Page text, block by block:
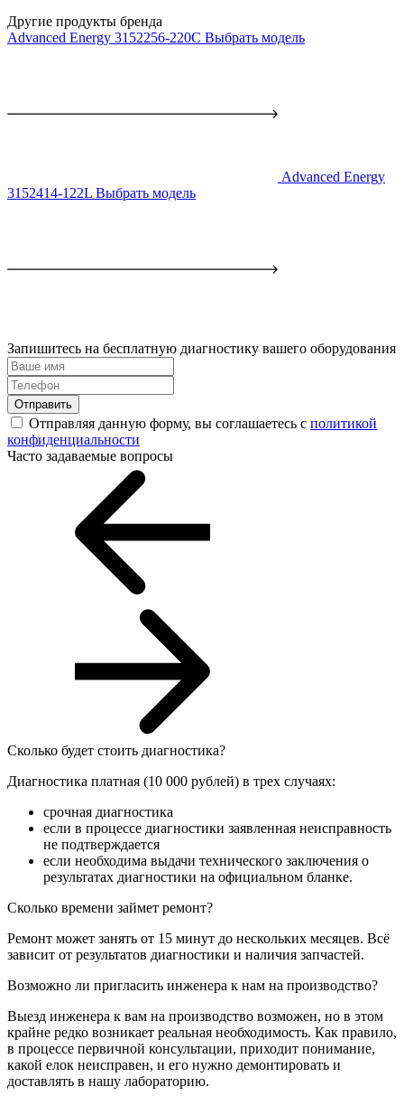
Другие продукты бренда
Advanced Energy 3152256-220C Выбрать модель
Advanced Energy
3152414-122L Выбрать модель
Запишитесь на бесплатную диагностику вашего оборудования
Отправить
Отправляя данную форму, вы соглашаетесь с политикой
конфиденциальности
Часто задаваемые вопросы
Сколько будет стоить диагностика?
Диагностика платная (10 000 рублей) в трех случаях:
срочная диагностика
если в процессе диагностики заявленная неисправность
не подтверждается
если необходима выдачи технического заключения о
результатах диагностики на официальном бланке.
Сколько времени займет ремонт?
Ремонт может занять от 15 минут до нескольких месяцев. Всё
зависит от результатов диагностики и наличия запчастей.
Возможно ли пригласить инженера к нам на производство?
Выезд инженера к вам на производство возможен, но в этом
крайне редко возникает реальная необходимость. Как правило,
в процессе первичной консультации, приходит понимание,
какой елок неисправен, и его нужно демонтировать и
доставлять в нашу лабораторию.